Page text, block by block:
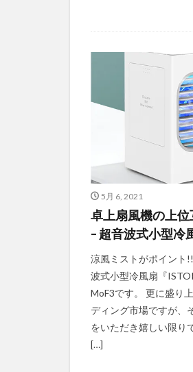
5月 6, 2021
卓上扇風機の上位
– 超音波式小型冷
涼風ミストがポイント
波式小型冷風扇『
MoF3です。 更に盛り
ディング市場ですが、
をいただき嬉しい限り
[…]